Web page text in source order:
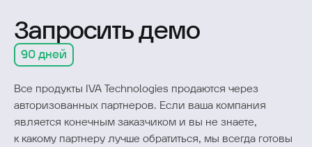
Запросить демо
90 дней
Все продукты IVA Technologies продаются через
авторизованных партнеров. Если ваша компания
является конечным заказчиком и вы не знаете,
к какому партнеру лучше обратиться, мы всегда готовы